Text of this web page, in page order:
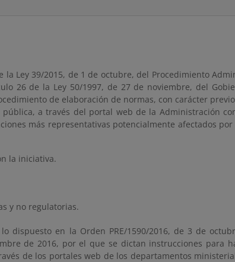
Ley 39/2015, de 1 de octubre, del Procedimiento
26 de la Ley 50/1997, de 27 de noviembre, del
de elaboración de normas, con carácter
a través del portal web de la Administración
más representativas potencialmente afectados
la iniciativa.
y no regulatorias.
dispuesto en la Orden PRE/1590/2016, de 3 de
de 2016, por el que se dictan instrucciones para
de los portales web de los departamentos